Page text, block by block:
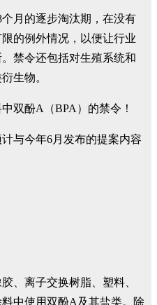
月的逐步淘汰期，在没有
的例外情况，以便让行业
禁令还包括对生殖系统和
生物。
与今年6月发布的提案内容
、离子交换树脂、塑料、
中使用双酚A及其盐类。除